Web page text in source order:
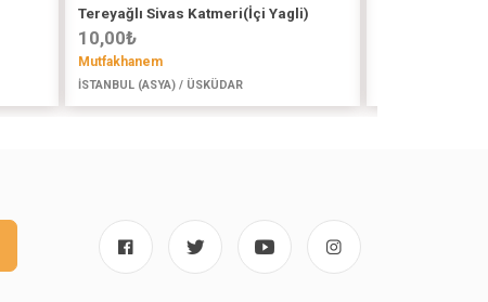
Tereyağlı Sivas Katmeri(İçi Yagli)
10,00₺
Mutfakhanem
İSTANBUL (ASYA) / ÜSKÜDAR